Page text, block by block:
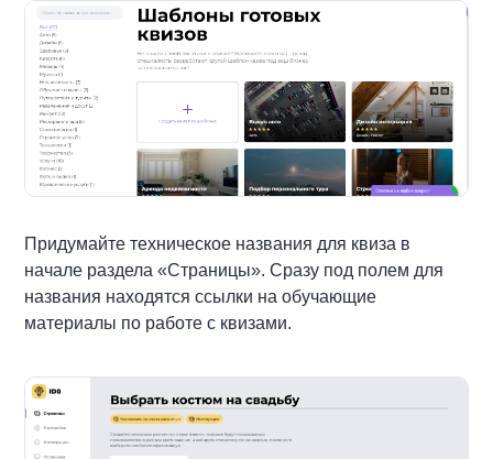
Придумайте техническое названия для квиза в
начале раздела «Страницы». Сразу под полем для
названия находятся ссылки на обучающие
материалы по работе с квизами.